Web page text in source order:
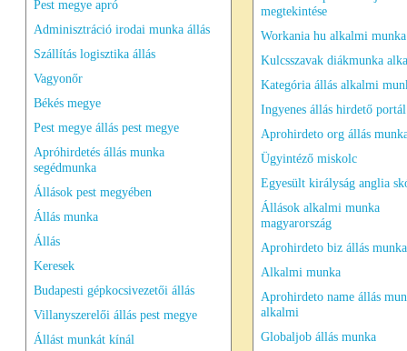
Pest megye apró
Adminisztráció irodai munka állás
Szállítás logisztika állás
Vagyonőr
Békés megye
Pest megye állás pest megye
Apróhirdetés állás munka
segédmunka
Állások pest megyében
Állás munka
Állás
Keresek
Budapesti gépkocsivezetői állás
Villanyszerelői állás pest megye
Állást munkát kínál
megtekintése
Workania hu alkalmi munka
Kulcsszavak diákmunka
Kategória állás alkalmi
Ingyenes állás hirdető portál
Aprohirdeto org állás
Ügyintéző miskolc
Egyesült királyság anglia
Állások alkalmi munka
magyarország
Aprohirdeto biz állás
Alkalmi munka
Aprohirdeto name állás
alkalmi
Globaljob állás munka